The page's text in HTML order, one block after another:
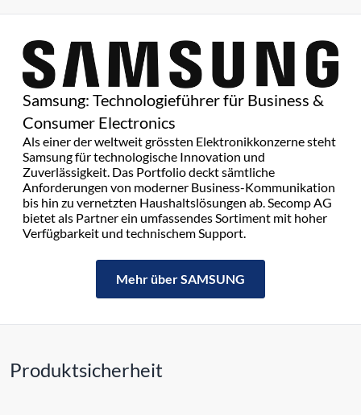
Samsung: Technologieführer für Business &
Consumer Electronics
Als einer der weltweit grössten Elektronikkonzerne steht
Samsung für technologische Innovation und
Zuverlässigkeit. Das Portfolio deckt sämtliche
Anforderungen von moderner Business-Kommunikation
bis hin zu vernetzten Haushaltslösungen ab. Secomp AG
bietet als Partner ein umfassendes Sortiment mit hoher
Verfügbarkeit und technischem Support.
Mehr über SAMSUNG
Produktsicherheit